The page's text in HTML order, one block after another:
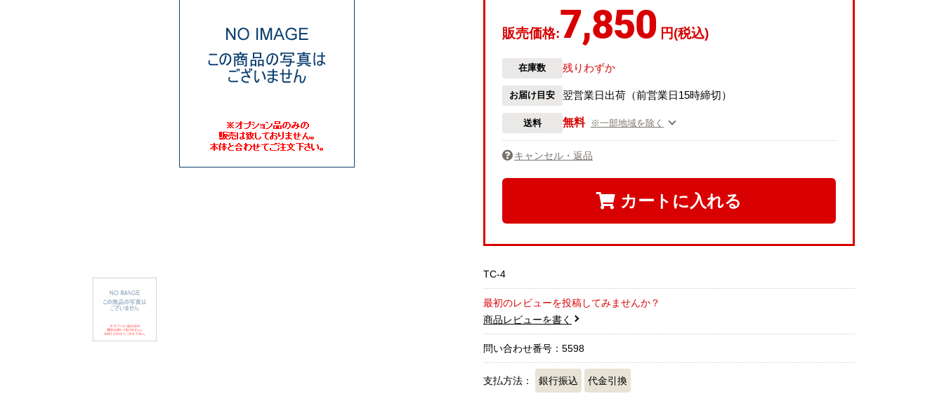
販売価格:7,850 円(税込)
在庫数 残りわずか
お届け目安 翌営業日出荷（前営業日15時締切）
送料 無料 ※一部地域を除く
キャンセル・返品
カートに入れる
TC-4
最初のレビューを投稿してみませんか？
商品レビューを書く
問い合わせ番号：5598
支払方法： 銀行振込 代金引換